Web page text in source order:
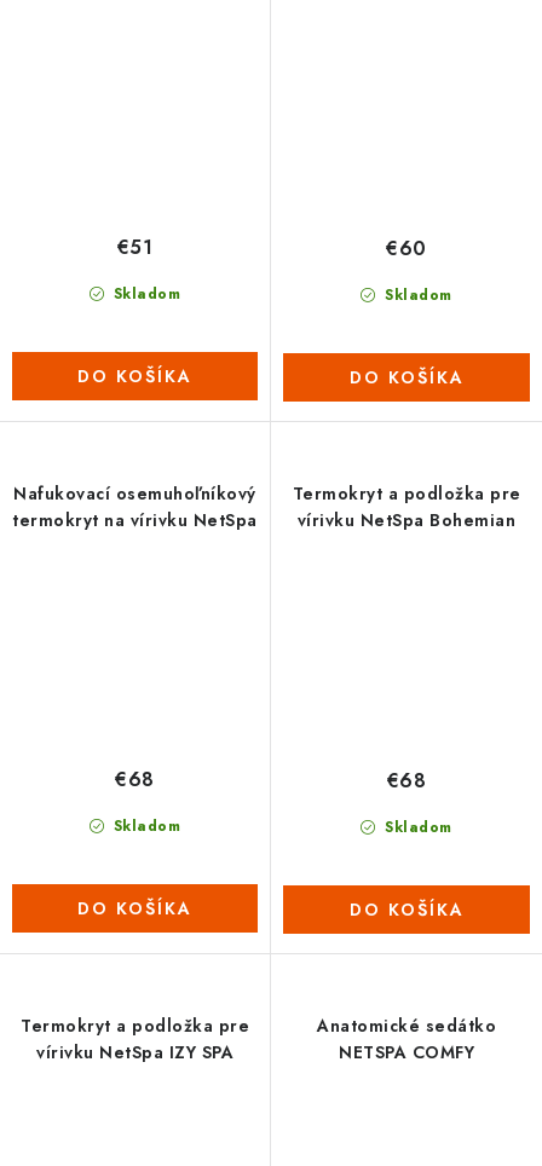
Skladom
€51
DO KOŠÍKA
Skladom
€60
DO KOŠÍKA
Nafukovací osemuhoľníkový
termokryt na vírivku NetSpa
Skladom
€68
DO KOŠÍKA
Termokryt a podložka pre
vírivku NetSpa Bohemian
Skladom
€68
DO KOŠÍKA
Termokryt a podložka pre
vírivku NetSpa IZY SPA
Anatomické sedátko
NETSPA COMFY